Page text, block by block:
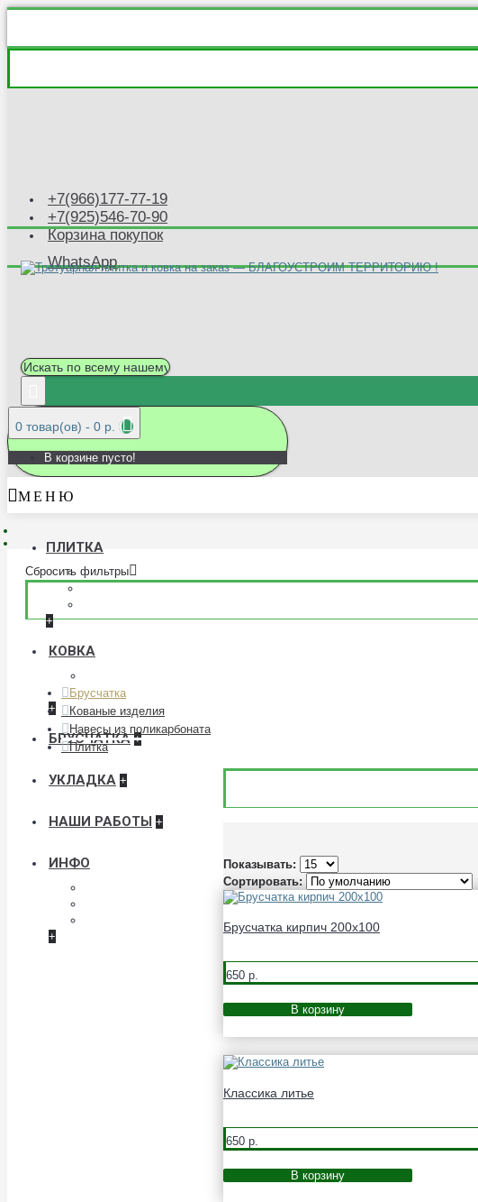
+7(966)177-77-19
+7(925)546-70-90
Корзина покупок
WhatsApp
0 товар(ов) - 0 р.
В корзине пусто!
М Е Н Ю
ПЛИТКА
300x300
+
КОВКА
Кованые ворота
+
БРУСЧАТКА +
УКЛАДКА +
НАШИ РАБОТЫ +
ИНФО
+
Сбросить фильтры
Брусчатка
Кованые изделия
Навесы из поликарбоната
Плитка
Показывать:
Сортировать:
Брусчатка кирпич 200x100
650 р.
В корзину
Классика литье
650 р.
В корзину